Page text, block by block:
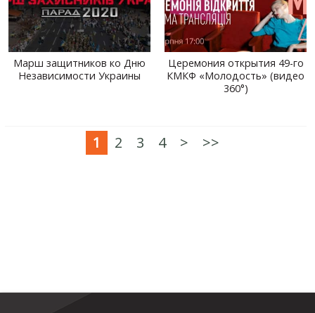
Марш защитников ко Дню
Независимости Украины
Церемония открытия 49-го
КМКФ «Молодость» (видео
360°)
1 2 3 4 > >>